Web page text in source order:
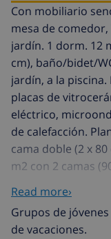
Con mobiliario
mesa de comedor,
jardín. 1 dorm. 12
cm), baño/bidet/
jardín, a la
placas de
eléctrico,
de calefacción.
cama doble (2 x
m2 con 2 camas
terraza, barbacoa.
plancha, secador
de aparcamiento
Read more›
Grupos de
de vacaciones.